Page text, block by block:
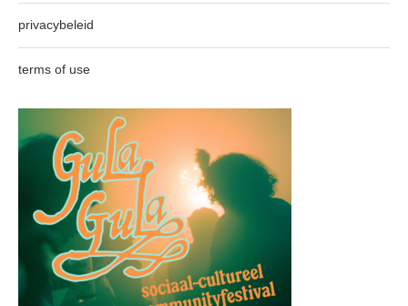
privacybeleid
terms of use